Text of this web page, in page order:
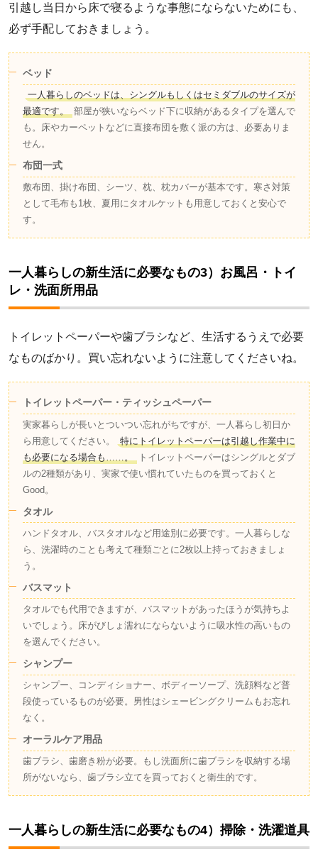
引越し当日から床で寝るような事態にならないためにも、
必ず手配しておきましょう。
ベッド
一人暮らしのベッドは、シングルもしくはセミダブルのサイズが
最適です。
部屋が狭いならベッド下に収納があるタイプを選んで
も。床やカーペットなどに直接布団を敷く派の方は、必要ありま
せん。
布団一式
敷布団、掛け布団、シーツ、枕、枕カバーが基本です。寒さ対策
として毛布も1枚、夏用にタオルケットも用意しておくと安心で
す。
一人暮らしの新生活に必要なもの3）お風呂・トイ
レ・洗面所用品
トイレットペーパーや歯ブラシなど、生活するうえで必要
なものばかり。買い忘れないように注意してくださいね。
トイレットペーパー・ティッシュペーパー
実家暮らしが長いとついつい忘れがちですが、一人暮らし初日か
ら用意してください。
特にトイレットペーパーは引越し作業中に
も必要になる場合も……。
トイレットペーパーはシングルとダブ
ルの2種類があり、実家で使い慣れていたものを買っておくと
Good。
タオル
ハンドタオル、バスタオルなど用途別に必要です。一人暮らしな
ら、洗濯時のことも考えて種類ごとに2枚以上持っておきましょ
う。
バスマット
タオルでも代用できますが、バスマットがあったほうが気持ちよ
いでしょう。床がびしょ濡れにならないように吸水性の高いもの
を選んでください。
シャンプー
シャンプー、コンディショナー、ボディーソープ、洗顔料など普
段使っているものが必要。男性はシェービングクリームもお忘れ
なく。
オーラルケア用品
歯ブラシ、歯磨き粉が必要。もし洗面所に歯ブラシを収納する場
所がないなら、歯ブラシ立てを買っておくと衛生的です。
一人暮らしの新生活に必要なもの4）掃除・洗濯道具